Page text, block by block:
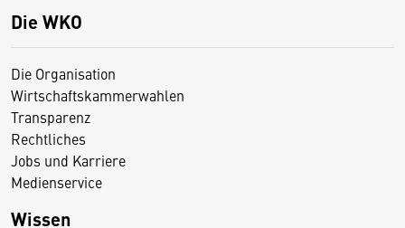
Die WKO
Die Organisation
Wirtschaftskammerwahlen
Transparenz
Rechtliches
Jobs und Karriere
Medienservice
Wissen